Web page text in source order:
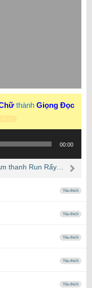
thành Giọng Đọc
00:00
thanh Run Rẩy…
Yêu thích
Yêu thích
Yêu thích
Yêu thích
Yêu thích